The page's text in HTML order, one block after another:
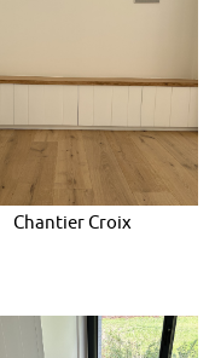
Chantier Croix